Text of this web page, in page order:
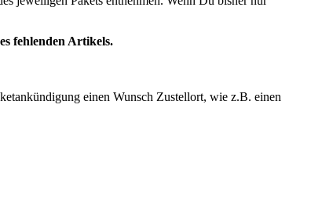
fehlenden Artikels.
einen Wunsch Zustellort, wie z.B. einen